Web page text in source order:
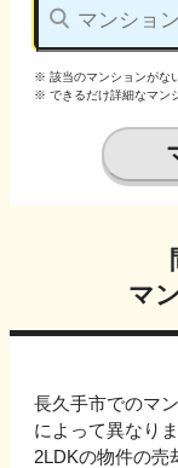
※ 該当のマンションがな
※ できるだけ詳細なマン
マ
長久手市でのマ
によって異なりま
2LDKの物件の売